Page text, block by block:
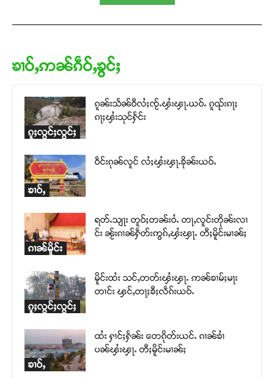
ၶၢဝ်ႇဢၼ်ၵဵဝ်ႇၶွင်ႈ
ၵူႈလွင်ႈလွင်ႈ
ၵူၼ်းသႅၼ်ဝီလႆႈၸႂ်ႉၾႆးၾႃႉယဝ်ႉ ၵူၺ်းၵႃႈ
ၵႃႈၾႆးသုင်ႁႅင်း
ၶၢဝ်ႇ
ဝဵင်းၵုၼ်လူင် လႆႈၾႆးၾႃႉၶိုၼ်းယဝ်ႉ
ၵၢၼ်မိူင်း
ရတ်ႉသျႃး တူဝ်ႈတၼ်းဝႆႉ တႃႇလူင်းတိုၼ်းလၢ
င်း ၼႂ်းၵၢၼ်ႁဵတ်းဢွၵ်ႇၾႆးၾႃႉ တီႈမိူင်းမၢၼ်ႈ
ၵူႈလွင်ႈလွင်ႈ
မိူင်းထႆး သင်ႇတတ်းၾႆးၾႃႉ ဢၼ်ၶၢမ်ႈမႃး
တၢင်း ၾင်ႇတႃႈၶီႈလဵၵ်းယဝ်ႉ
ၶၢဝ်ႇ
ထႆး ႁၢင်ႈႁႅၼ်း တေၵိုတ်းယင်ႉ ၵၢၼ်ၶၢႆ
ပၼ်ၾႆးၾႃႉ တီႈမိူင်းမၢၼ်ႈ